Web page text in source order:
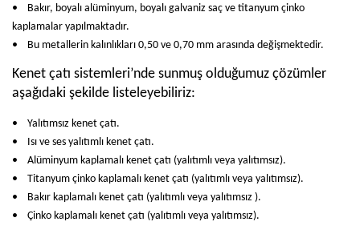
• Bakır, boyalı alüminyum, boyalı galvaniz saç ve titanyum çinko
kaplamalar yapılmaktadır.
• Bu metallerin kalınlıkları 0,50 ve 0,70 mm arasında değişmektedir.
Kenet çatı sistemleri’nde sunmuş olduğumuz çözümler
aşağıdaki şekilde listeleyebiliriz:
• Yalıtımsız kenet çatı.
• Isı ve ses yalıtımlı kenet çatı.
• Alüminyum kaplamalı kenet çatı (yalıtımlı veya yalıtımsız).
• Titanyum çinko kaplamalı kenet çatı (yalıtımlı veya yalıtımsız).
• Bakır kaplamalı kenet çatı (yalıtımlı veya yalıtımsız ).
• Çinko kaplamalı kenet çatı (yalıtımlı veya yalıtımsız).